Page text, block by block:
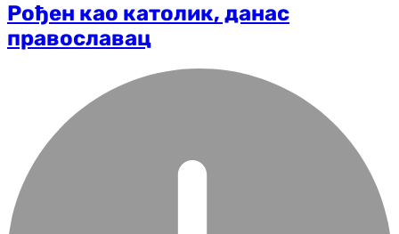
Рођен као католик, данас
православац